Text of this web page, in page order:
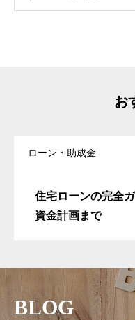
お
ローン・助成金
住宅ローンの完全
資金計画まで
BLOG